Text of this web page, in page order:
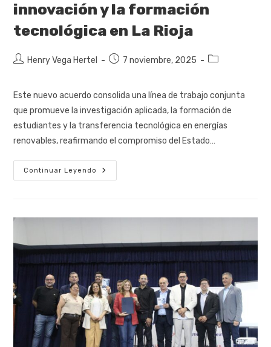
innovación y la formación
tecnológica en La Rioja
Henry Vega Hertel 7 noviembre, 2025
Este nuevo acuerdo consolida una línea de trabajo conjunta
que promueve la investigación aplicada, la formación de
estudiantes y la transferencia tecnológica en energías
renovables, reafirmando el compromiso del Estado…
Continuar Leyendo